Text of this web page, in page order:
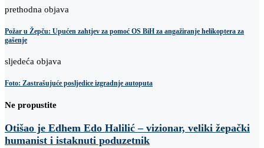
prethodna objava
Požar u Žepču: Upućen zahtjev za pomoć OS BiH za angažiranje helikoptera za
gašenje
sljedeća objava
Foto: Zastrašujuće posljedice izgradnje autoputa
Ne propustite
Otišao je Edhem Edo Halilić – vizionar, veliki žepački
humanist i istaknuti poduzetnik